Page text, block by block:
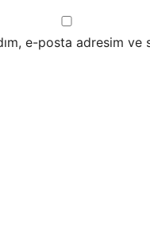
e-posta adresim